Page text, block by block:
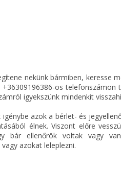
nekünk bármiben, keresse
os
igyekszünk mindenkit
azok a bérlet- és
élnek. Viszont előre
bár ellenőrök voltak vagy
azokat leleplezni.